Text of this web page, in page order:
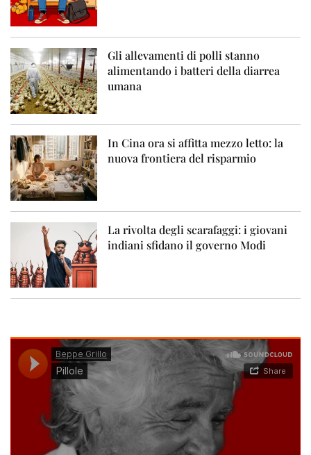
Gli allevamenti di polli stanno
alimentando i batteri della diarrea
umana
In Cina ora si affitta mezzo letto: la
nuova frontiera del risparmio
La rivolta degli scarafaggi: i giovani
indiani sfidano il governo Modi